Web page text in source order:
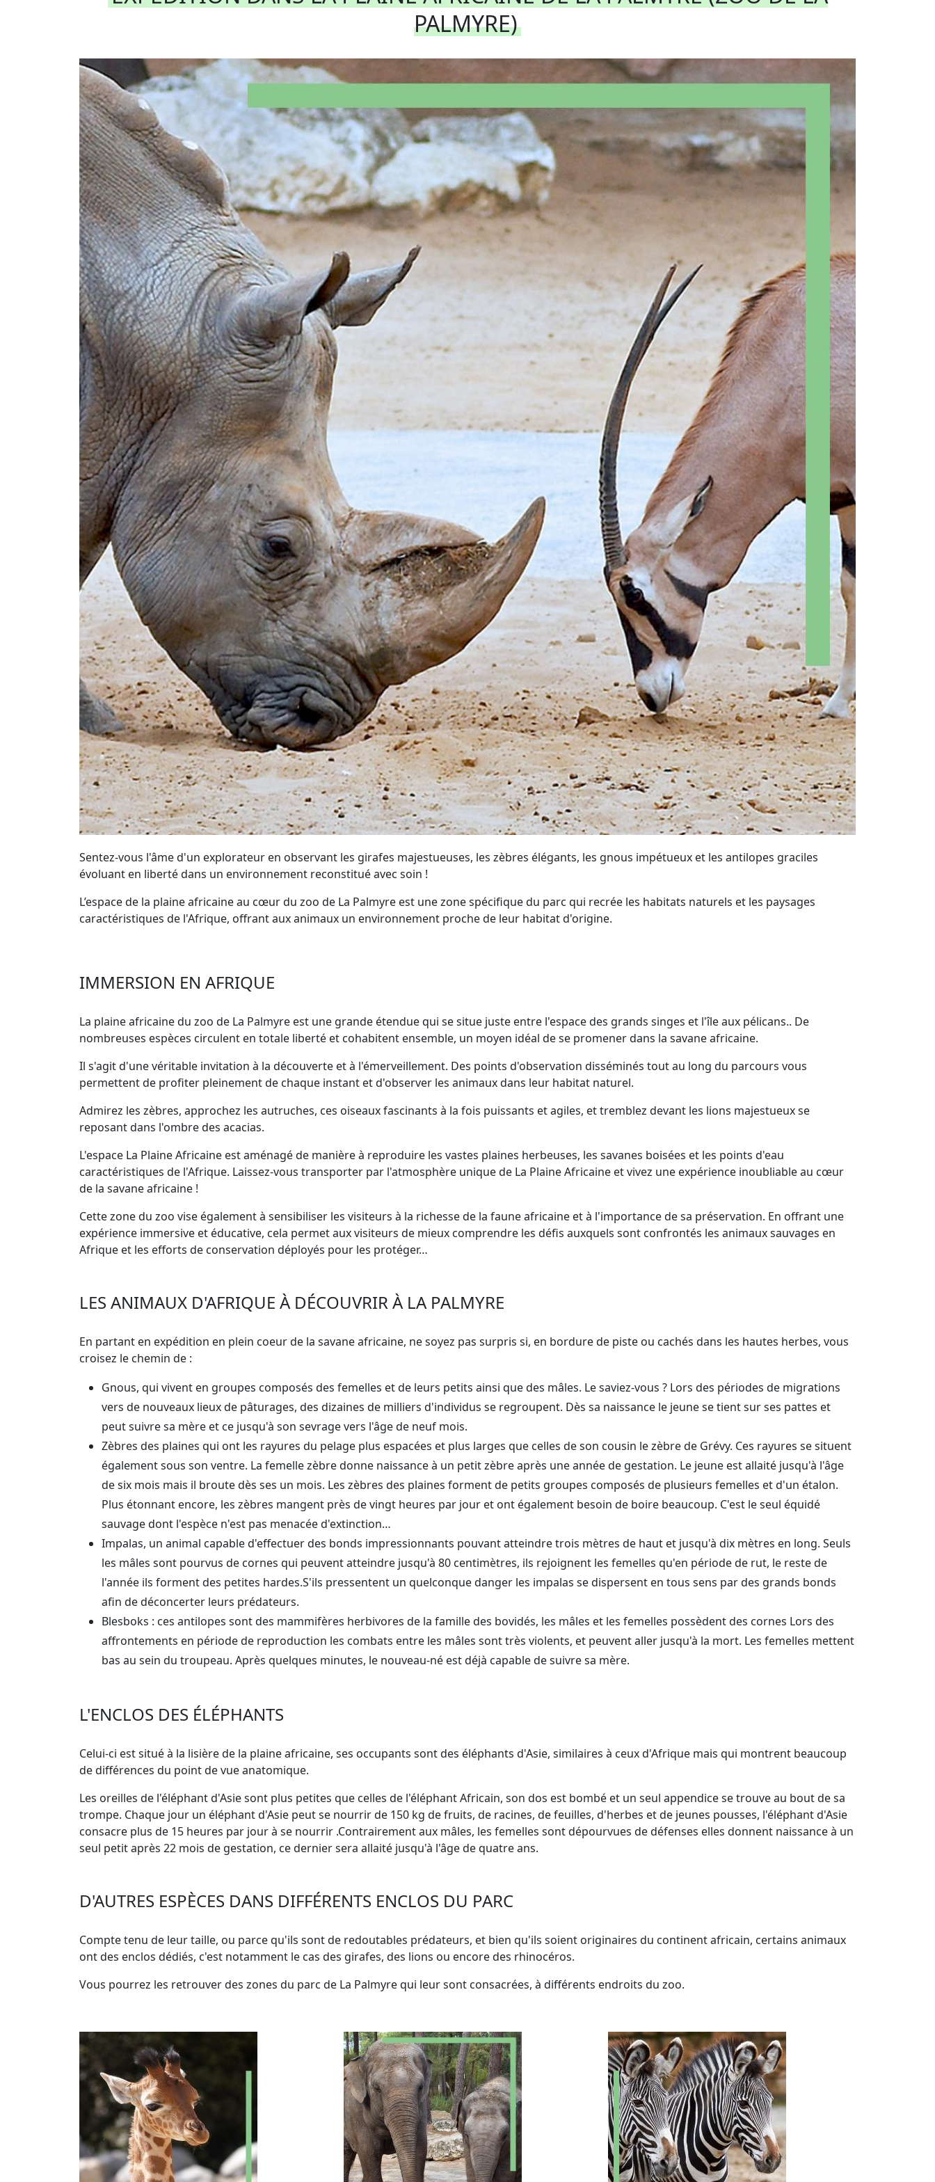
PALMYRE)
Sentez-vous l'âme d'un explorateur en observant les girafes majestueuses, les zèbres élégants, les gnous impétueux et les antilopes graciles
évoluant en liberté dans un environnement reconstitué avec soin !
L’espace de la plaine africaine au cœur du zoo de La Palmyre est une zone spécifique du parc qui recrée les habitats naturels et les paysages
caractéristiques de l'Afrique, offrant aux animaux un environnement proche de leur habitat d'origine.
IMMERSION EN AFRIQUE
La plaine africaine du zoo de La Palmyre est une grande étendue qui se situe juste entre l'espace des grands singes et l'île aux pélicans.. De
nombreuses espèces circulent en totale liberté et cohabitent ensemble, un moyen idéal de se promener dans la savane africaine.
Il s'agit d'une véritable invitation à la découverte et à l'émerveillement. Des points d'observation disséminés tout au long du parcours vous
permettent de profiter pleinement de chaque instant et d'observer les animaux dans leur habitat naturel.
Admirez les zèbres, approchez les autruches, ces oiseaux fascinants à la fois puissants et agiles, et tremblez devant les lions majestueux se
reposant dans l'ombre des acacias.
L'espace La Plaine Africaine est aménagé de manière à reproduire les vastes plaines herbeuses, les savanes boisées et les points d'eau
caractéristiques de l'Afrique. Laissez-vous transporter par l'atmosphère unique de La Plaine Africaine et vivez une expérience inoubliable au cœur
de la savane africaine !
Cette zone du zoo vise également à sensibiliser les visiteurs à la richesse de la faune africaine et à l'importance de sa préservation. En offrant une
expérience immersive et éducative, cela permet aux visiteurs de mieux comprendre les défis auxquels sont confrontés les animaux sauvages en
Afrique et les efforts de conservation déployés pour les protéger…
LES ANIMAUX D'AFRIQUE À DÉCOUVRIR À LA PALMYRE
En partant en expédition en plein coeur de la savane africaine, ne soyez pas surpris si, en bordure de piste ou cachés dans les hautes herbes, vous
croisez le chemin de :
Gnous, qui vivent en groupes composés des femelles et de leurs petits ainsi que des mâles. Le saviez-vous ? Lors des périodes de migrations
vers de nouveaux lieux de pâturages, des dizaines de milliers d'individus se regroupent. Dès sa naissance le jeune se tient sur ses pattes et
peut suivre sa mère et ce jusqu'à son sevrage vers l'âge de neuf mois.
Zèbres des plaines qui ont les rayures du pelage plus espacées et plus larges que celles de son cousin le zèbre de Grévy. Ces rayures se situent
également sous son ventre. La femelle zèbre donne naissance à un petit zèbre après une année de gestation. Le jeune est allaité jusqu'à l'âge
de six mois mais il broute dès ses un mois. Les zèbres des plaines forment de petits groupes composés de plusieurs femelles et d'un étalon.
Plus étonnant encore, les zèbres mangent près de vingt heures par jour et ont également besoin de boire beaucoup. C'est le seul équidé
sauvage dont l'espèce n'est pas menacée d'extinction…
Impalas, un animal capable d'effectuer des bonds impressionnants pouvant atteindre trois mètres de haut et jusqu'à dix mètres en long. Seuls
les mâles sont pourvus de cornes qui peuvent atteindre jusqu'à 80 centimètres, ils rejoignent les femelles qu'en période de rut, le reste de
l'année ils forment des petites hardes.S'ils pressentent un quelconque danger les impalas se dispersent en tous sens par des grands bonds
afin de déconcerter leurs prédateurs.
Blesboks : ces antilopes sont des mammifères herbivores de la famille des bovidés, les mâles et les femelles possèdent des cornes Lors des
affrontements en période de reproduction les combats entre les mâles sont très violents, et peuvent aller jusqu'à la mort. Les femelles mettent
bas au sein du troupeau. Après quelques minutes, le nouveau-né est déjà capable de suivre sa mère.
L'ENCLOS DES ÉLÉPHANTS
Celui-ci est situé à la lisière de la plaine africaine, ses occupants sont des éléphants d'Asie, similaires à ceux d'Afrique mais qui montrent beaucoup
de différences du point de vue anatomique.
Les oreilles de l'éléphant d'Asie sont plus petites que celles de l'éléphant Africain, son dos est bombé et un seul appendice se trouve au bout de sa
trompe. Chaque jour un éléphant d'Asie peut se nourrir de 150 kg de fruits, de racines, de feuilles, d'herbes et de jeunes pousses, l'éléphant d'Asie
consacre plus de 15 heures par jour à se nourrir .Contrairement aux mâles, les femelles sont dépourvues de défenses elles donnent naissance à un
seul petit après 22 mois de gestation, ce dernier sera allaité jusqu'à l'âge de quatre ans.
D'AUTRES ESPÈCES DANS DIFFÉRENTS ENCLOS DU PARC
Compte tenu de leur taille, ou parce qu'ils sont de redoutables prédateurs, et bien qu'ils soient originaires du continent africain, certains animaux
ont des enclos dédiés, c'est notamment le cas des girafes, des lions ou encore des rhinocéros.
Vous pourrez les retrouver des zones du parc de La Palmyre qui leur sont consacrées, à différents endroits du zoo.